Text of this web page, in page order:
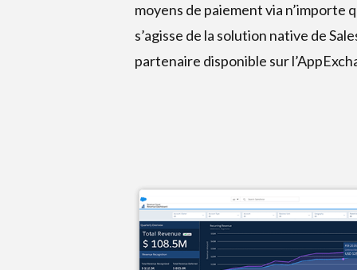
moyens de paiement via n’importe
s’agisse de la solution native de
partenaire disponible sur